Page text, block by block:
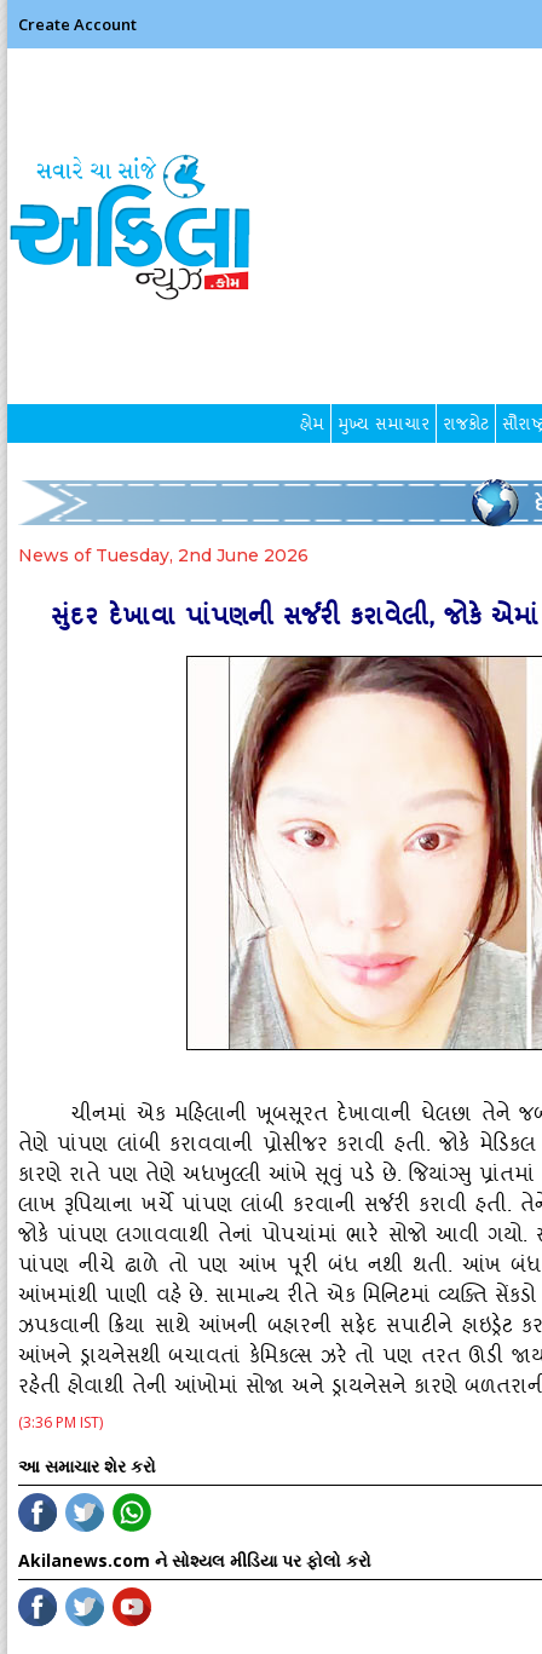
Create Account
હોમ મુખ્ય સમાચાર રાજકોટ
News of Tuesday, 2nd June 2026
સુંદર દેખાવા પાંપણની સર્જરી કરાવેલી, જોકે
ચીનમાં એક મહિલાની ખૂબસૂરત દેખાવાની ઘેલછા તેને
તેણે પાંપણ લાંબી કરાવવાની પ્રોસીજર કરાવી હતી. જોકે
કારણે રાતે પણ તેણે અધખુલ્‍લી આંખે સૂવું પડે છે. જિયાંગ્‍સુ પ્રાંતમાં
લાખ રૂપિયાના ખર્ચે પાંપણ લાંબી કરવાની સર્જરી કરાવી
જોકે પાંપણ લગાવવાથી તેનાં પોપચાંમાં ભારે સોજો આવી
પાંપણ નીચે ઢાળે તો પણ આંખ પૂરી બંધ નથી થતી. આંખ બંધ
આંખમાંથી પાણી વહે છે. સામાન્‍ય રીતે એક મિનિટમાં વ્‍યક્‍તિ
ઝપકવાની ક્રિયા સાથે આંખની બહારની સફેદ સપાટીને
આંખને ડ્રાયનેસથી બચાવતાં કેમિકલ્‍સ ઝરે તો પણ તરત ઊડી
રહેતી હોવાથી તેની આંખોમાં સોજા અને ડ્રાયનેસને કારણે
(3:36 PM IST)
આ સમાચાર શેર કરો
Akilanews.com ને સોશ્યલ મીડિયા પર ફોલો કરો